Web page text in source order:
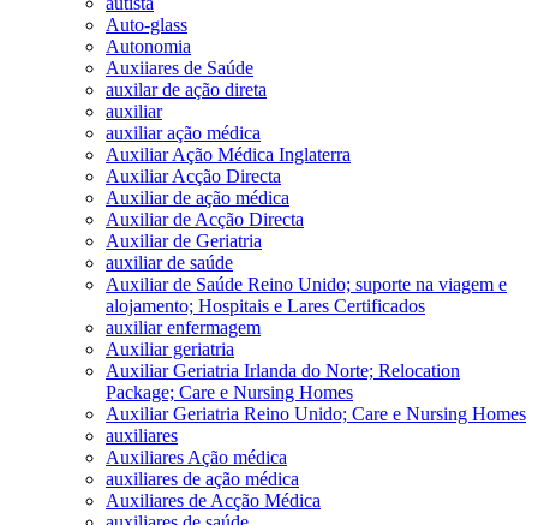
Auto-glass
Autonomia
Auxiiares de Saúde
auxilar de ação direta
auxiliar
auxiliar ação médica
Auxiliar Ação Médica Inglaterra
Auxiliar Acção Directa
Auxiliar de ação médica
Auxiliar de Acção Directa
Auxiliar de Geriatria
auxiliar de saúde
Auxiliar de Saúde Reino Unido; suporte na viagem e
alojamento; Hospitais e Lares Certificados
auxiliar enfermagem
Auxiliar geriatria
Auxiliar Geriatria Irlanda do Norte; Relocation
Package; Care e Nursing Homes
Auxiliar Geriatria Reino Unido; Care e Nursing Homes
auxiliares
Auxiliares Ação médica
auxiliares de ação médica
Auxiliares de Acção Médica